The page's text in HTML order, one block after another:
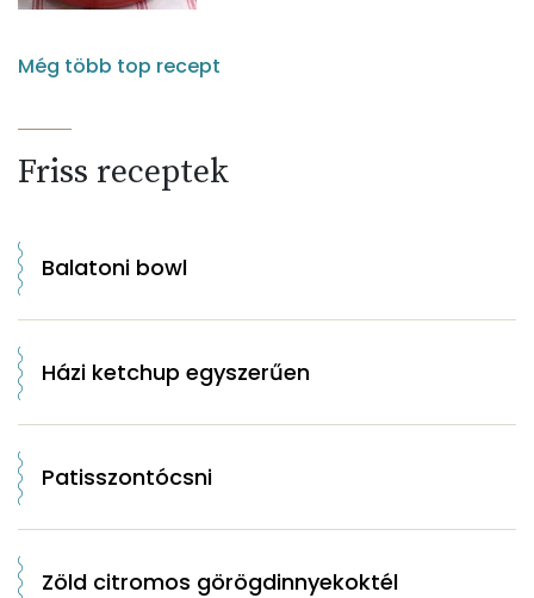
Még több top recept
Friss receptek
Balatoni bowl
Házi ketchup egyszerűen
Patisszontócsni
Zöld citromos görögdinnyekoktél